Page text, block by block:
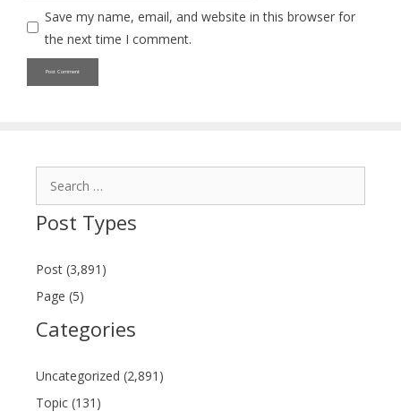
Save my name, email, and website in this browser for
the next time I comment.
Post Types
Post (3,891)
Page (5)
Categories
Uncategorized (2,891)
Topic (131)